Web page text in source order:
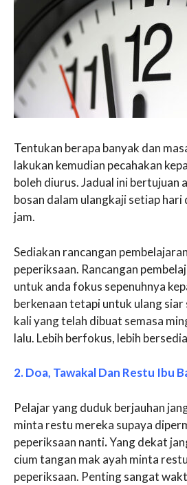
Tentukan berapa banyak dan
lakukan kemudian pecahakan
boleh diurus. Jadual ini bertujuan
bosan dalam ulangkaji setiap hari
jam.
Sediakan rancangan
peperiksaan. Rancangan
untuk anda fokus sepenuhnya
berkenaan tetapi untuk ulang siar
kali yang telah dibuat semasa
lalu. Lebih berfokus, lebih
2. Doa, Tawakal Dan Restu Ibu
Pelajar yang duduk berjauhan
minta restu mereka supaya
peperiksaan nanti.Yang dekat
cium tangan mak ayah minta
peperiksaan. Penting sangat